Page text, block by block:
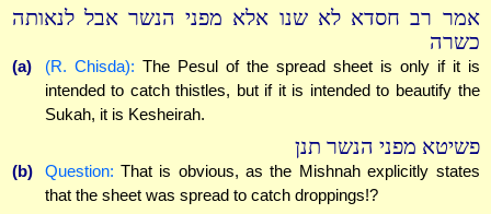
אמר רב חסדא לא שנו אלא מפני הנשר אבל לנאותה
כשרה
(a) (R. Chisda): The Pesul of the spread sheet is only if it is
intended to catch thistles, but if it is intended to beautify the
Sukah, it is Kesheirah.
פשיטא מפני הנשר תנן
(b) Question: That is obvious, as the Mishnah explicitly states
that the sheet was spread to catch droppings!?